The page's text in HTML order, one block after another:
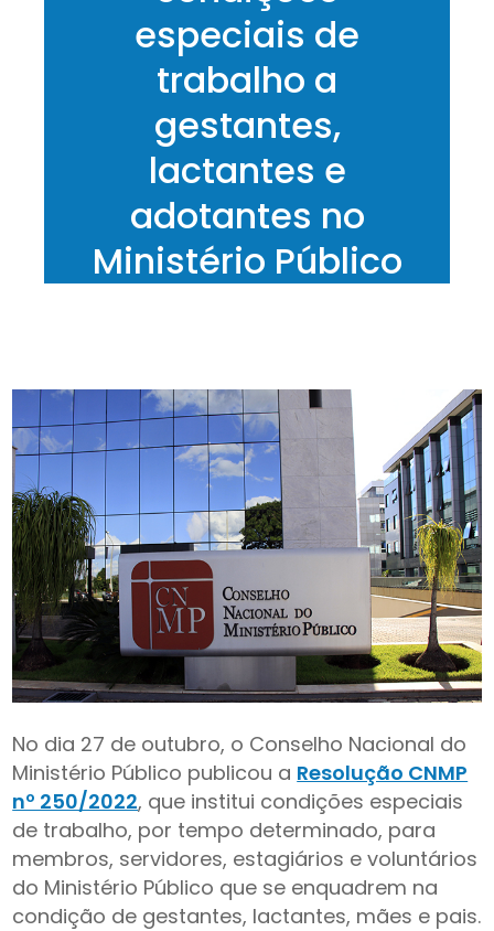
especiais de
trabalho a
gestantes,
lactantes e
adotantes no
Ministério Público
No dia 27 de outubro, o Conselho Nacional do
Ministério Público publicou a Resolução CNMP
nº 250/2022, que institui condições especiais
de trabalho, por tempo determinado, para
membros, servidores, estagiários e voluntários
do Ministério Público que se enquadrem na
condição de gestantes, lactantes, mães e pais.